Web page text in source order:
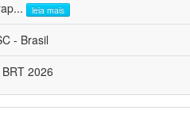
... leia mais
- Brasil
2026